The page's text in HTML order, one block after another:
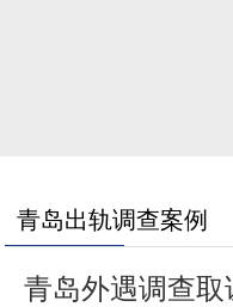
青岛出轨调查案例
青岛外遇调查